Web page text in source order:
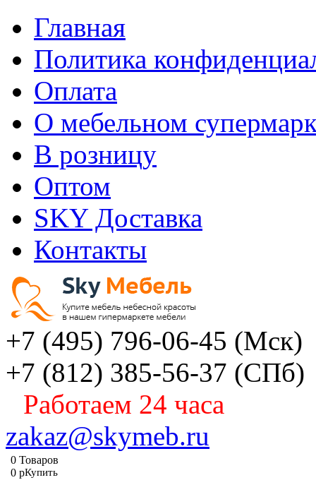
Главная
Политика
Оплата
О мебельном
В розницу
Оптом
SKY Доставка
Контакты
+7 (495) 796-06-45 (Мск)
+7 (812) 385-56-37 (СПб)
Работаем 24 часа
zakaz@skymeb.ru
0 Товаров
0 pКупить